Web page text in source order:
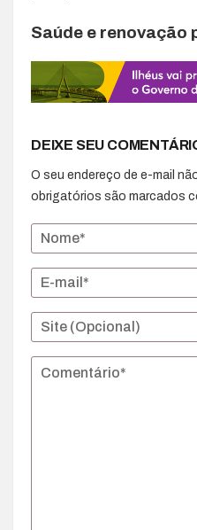
Saúde e renovação
DEIXE SEU
O seu endereço de e-mail
obrigatórios são marcados